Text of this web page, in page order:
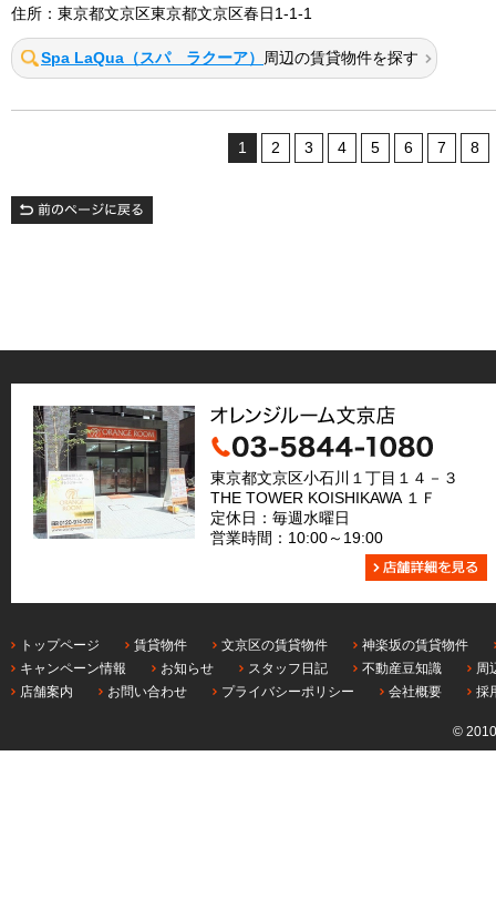
住所：東京都文京区東京都文京区春日1-1-1
Spa LaQua（スパ ラクーア） 周辺の賃貸物件を探す
1 2 3 4 5 6 7 8
東京都文京区小石川１丁目１４－３
THE TOWER KOISHIKAWA １Ｆ
定休日：毎週水曜日
営業時間：10:00～19:00
トップページ 賃貸物件 文京区の賃貸物件
神楽坂の賃貸物件
キャンペーン情報
お知らせ スタッフ日記 不動産豆知識
周
店舗案内
お問い合わせ プライバシーポリシー 会社概要 採
©